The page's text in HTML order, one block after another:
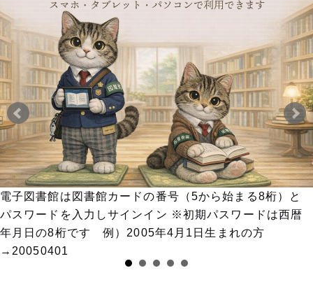
電子図書館は図書館カードの番号（5から始まる8桁）と
パスワードを入力しサインイン ※初期パスワードは西暦
年月日の8桁です 例）2005年4月1日生まれの方
→20050401